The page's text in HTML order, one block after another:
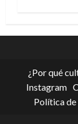
¿Por qué
Instagram
Política